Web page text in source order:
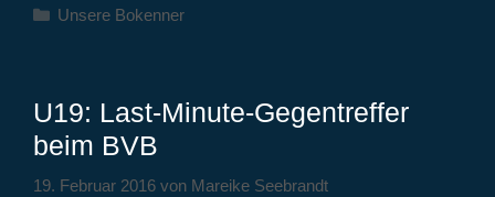
Kategorien
Unsere Bokenner
U19: Last-Minute-Gegentreffer
beim BVB
19. Februar 2016 von Mareike Seebrandt